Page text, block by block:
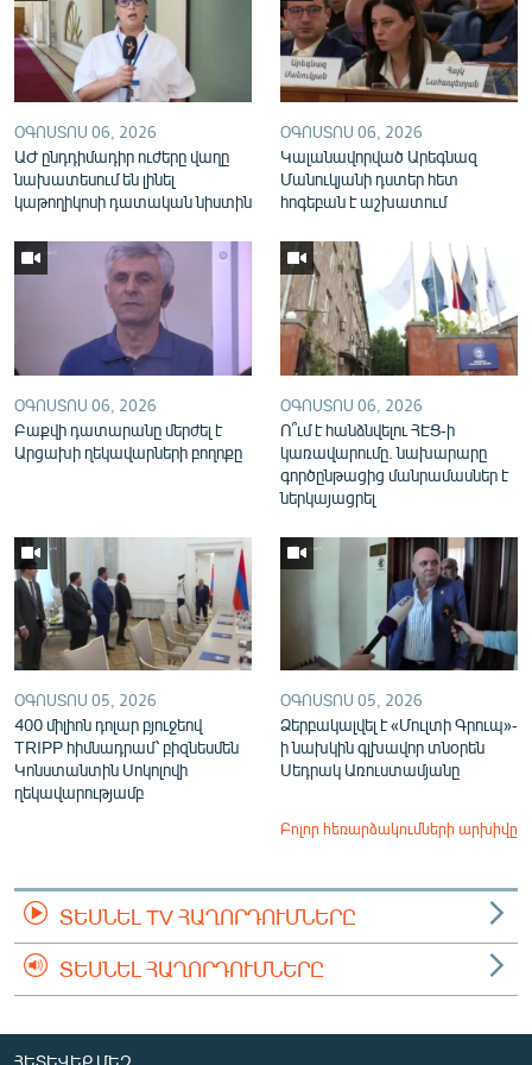
English
Русский
ՀԵՏԵՎԵՔ ՄԵԶ
«Ազատության» բոլոր կայքերը
ՕԳՈՍՏՈՍ 06, 2026
ԱԺ ընդդիմադիր ուժերը վաղը
նախատեսում են լինել
կաթողիկոսի դատական նիստին
ՕԳՈՍՏՈՍ 06, 2026
Կալանավորված Արեգնազ
Մանուկյանի դստեր հետ
հոգեբան է աշխատում
ՕԳՈՍՏՈՍ 06, 2026
Բաքվի դատարանը մերժել է
Արցախի ղեկավարների բողոքը
ՕԳՈՍՏՈՍ 06, 2026
Ո՞ւմ է հանձնվելու ՀԷՑ-ի
կառավարումը. նախարարը
գործընթացից մանրամասներ է
ներկայացրել
ՕԳՈՍՏՈՍ 05, 2026
400 միլիոն դոլար բյուջեով
TRIPP հիմնադրամ՝ բիզնեսմեն
Կոնստանտին Սոկոլովի
ղեկավարությամբ
ՕԳՈՍՏՈՍ 05, 2026
Ձերբակալվել է «Մուլտի Գրուպ»-
ի նախկին գլխավոր տնօրեն
Սեդրակ Առուստամյանը
Բոլոր հեռարձակումների արխիվը
ՏԵՍՆԵԼ TV ՀԱՂՈՐԴՈՒՄՆԵՐԸ
ՏԵՍՆԵԼ ՀԱՂՈՐԴՈՒՄՆԵՐԸ
ՀԵՏԵՎԵՔ ՄԵԶ